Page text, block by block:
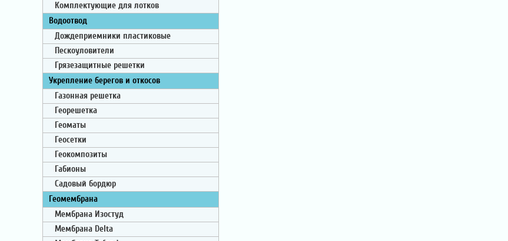
Комплектующие для лотков
Водоотвод
Дождеприемники пластиковые
Пескоуловители
Грязезащитные решетки
Укрепление берегов и откосов
Газонная решетка
Георешетка
Геоматы
Геосетки
Геокомпозиты
Габионы
Садовый бордюр
Геомембрана
Мембрана Изостуд
Мембрана Delta